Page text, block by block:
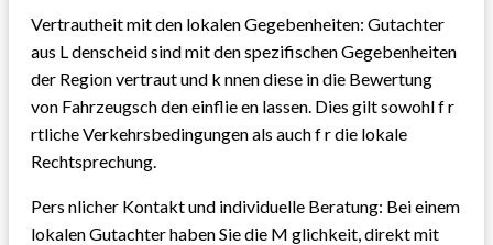
Vertrautheit mit den lokalen Gegebenheiten: Gutachter
aus L denscheid sind mit den spezifischen Gegebenheiten
der Region vertraut und k nnen diese in die Bewertung
von Fahrzeugsch den einflie en lassen. Dies gilt sowohl f r
rtliche Verkehrsbedingungen als auch f r die lokale
Rechtsprechung.
Pers nlicher Kontakt und individuelle Beratung: Bei einem
lokalen Gutachter haben Sie die M glichkeit, direkt mit